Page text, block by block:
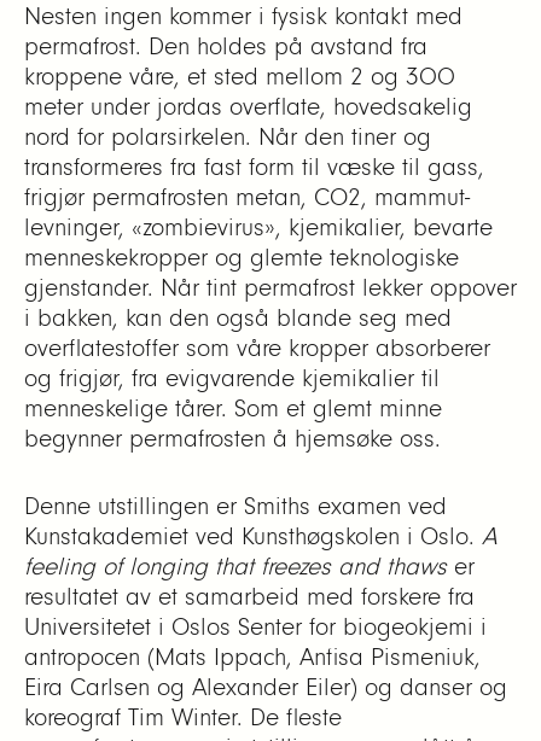
Nesten ingen kommer i fysisk kontakt med
permafrost. Den holdes på avstand fra
kroppene våre, et sted mellom 2 og 300
meter under jordas overflate, hovedsakelig
nord for polarsirkelen. Når den tiner og
transformeres fra fast form til væske til gass,
frigjør permafrosten metan, CO2, mammut-
levninger, «zombievirus», kjemikalier, bevarte
menneskekropper og glemte teknologiske
gjenstander. Når tint permafrost lekker oppover
i bakken, kan den også blande seg med
overflatestoffer som våre kropper absorberer
og frigjør, fra evigvarende kjemikalier til
menneskelige tårer. Som et glemt minne
begynner permafrosten å hjemsøke oss.
Denne utstillingen er Smiths examen ved
Kunstakademiet ved Kunsthøgskolen i Oslo. A
feeling of longing that freezes and thawser
resultatet av et samarbeid med forskere fra
Universitetet i Oslos Senter for biogeokjemi i
antropocen (Mats Ippach, Anfisa Pismeniuk,
Eira Carlsen og Alexander Eiler) og danser og
koreograf Tim Winter. De fleste